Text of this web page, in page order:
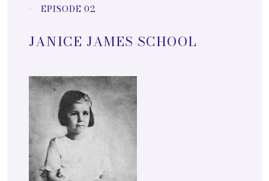
- EPISODE 02
JANICE JAMES SCHOOL